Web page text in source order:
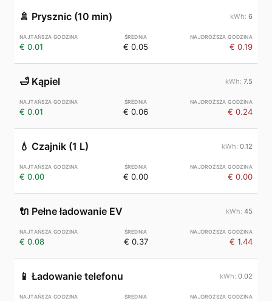
🚿 Prysznic (10 min) 6
€ 0.01 € 0.05 € 0.19
🛁 Kąpiel 7.5
€ 0.01 € 0.06 € 0.24
💧 Czajnik (1 L) 0.12
€ 0.00 € 0.00 € 0.00
🔌 Pełne ładowanie EV 45
€ 0.08 € 0.37 € 1.44
📱 Ładowanie telefonu 0.02